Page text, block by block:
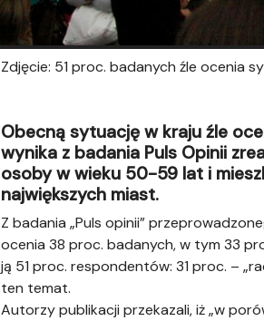
Zdjęcie: 51 proc. badanych źle ocenia
Obecną sytuację w kraju źle
wynika z badania Puls Opinii
osoby w wieku 50-59 lat i
największych miast.
Z badania „Puls opinii”
ocenia 38 proc. badanych, w tym 33
ją 51 proc. respondentów: 31 proc. –
ten temat.
Autorzy publikacji przekazali, iż „w